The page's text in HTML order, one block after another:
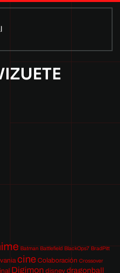
Batman Battlefield BlackOps7 BradPitt
cine Colaboración Crossover
Digimon disney dragonball